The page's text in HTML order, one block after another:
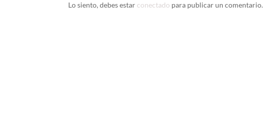
Lo siento, debes estar conectado para publicar un comentario.